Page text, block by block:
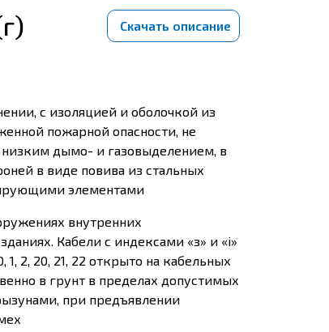
Скачать описание
с изоляцией и оболочкой из
пожарной опасности, не
дымо- и газовыделением, в
в виде повива из стальных
элементами
внутренних
Кабели с индексами «з» и «i»
2, 20, 21, 22 открыто на кабельных
в грунт в пределах допустимых
при предъявлении